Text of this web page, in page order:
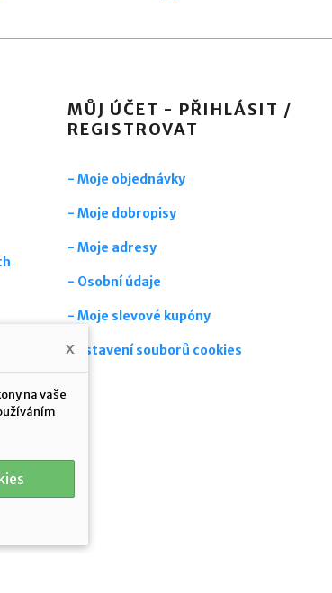
MŮJ ÚČET - PŘIHLÁSIT /
REGISTROVAT
- Moje objednávky
- Moje dobropisy
- Moje adresy
- Osobní údaje
- Moje slevové kupóny
Nastavení souborů cookies
x
na vaše